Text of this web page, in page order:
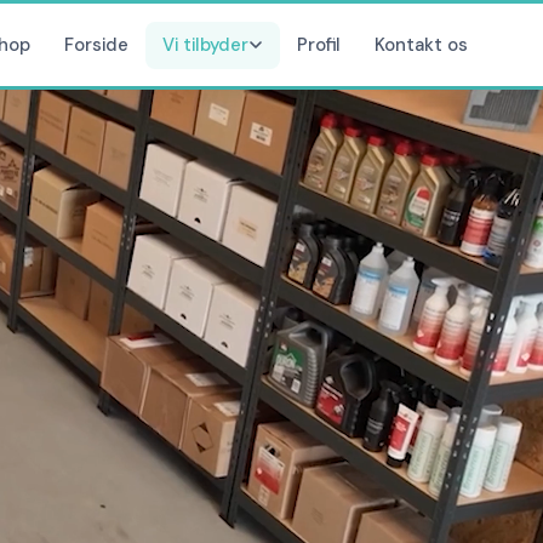
Forside Vi tilbyder Profil Kontakt os